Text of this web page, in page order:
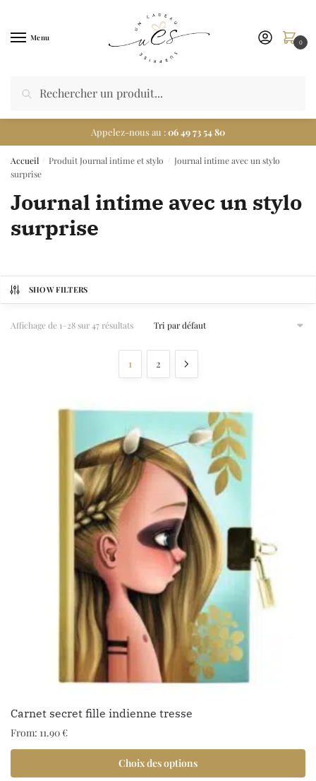
Menu 0
Appelez-nous au :06 49 73 54 80
Accueil Produit Journal intime et stylo
Journal intime avec un stylo
surprise
Journal intime avec un stylo
surprise
SHOW FILTERS
Affichage de 1–28 sur 47 résultats
1 2
Carnet secret fille indienne tresse
From: 11.90€
Choix des options